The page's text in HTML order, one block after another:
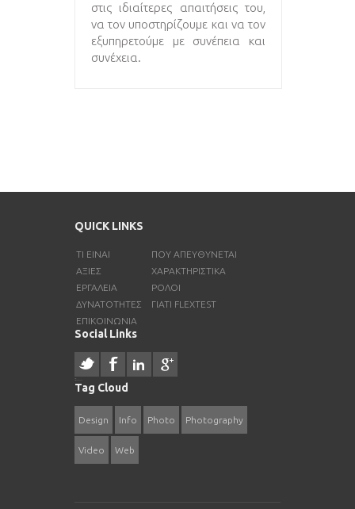
στις ιδιαίτερες απαιτήσεις του,
να τον υποστηρίζουμε και να τον
εξυπηρετούμε με συνέπεια και
συνέχεια.
QUICK LINKS
ΤΙ ΕΊΝΑΙ
ΠΟΎ ΑΠΕΥΘΎΝΕΤΑΙ
ΑΞΊΕΣ
ΧΑΡΑΚΤΗΡΙΣΤΙΚΑ
ΕΡΓΑΛΕΙΑ
ΡΟΛΟΙ
ΔΥΝΑΤΟΤΗΤΕΣ
ΓΙΑΤΙ FLEXTEST
ΕΠΙΚΟΙΝΩΝΙΑ
Social Links
Tag Cloud
Design Info Photo Photography
Video Web